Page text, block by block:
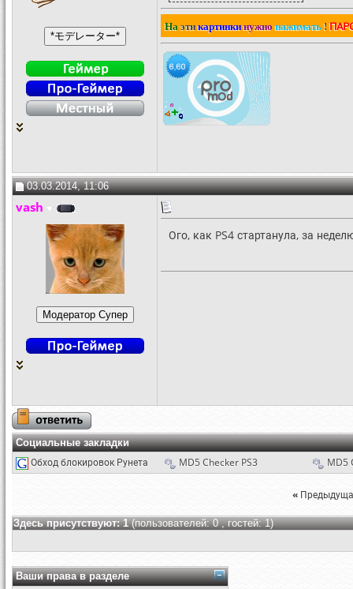
На этикартинки нужно нажимать !
03.03.2014, 11:06
vash
Ого, как PS4 стартанула, за
Социальные закладки
Обход блокировок Рунета MD5 Checker PS3 MD5
«
Здесь присутствуют: 1(пользователей: 0 , гостей: 1)
Ваши права в разделе